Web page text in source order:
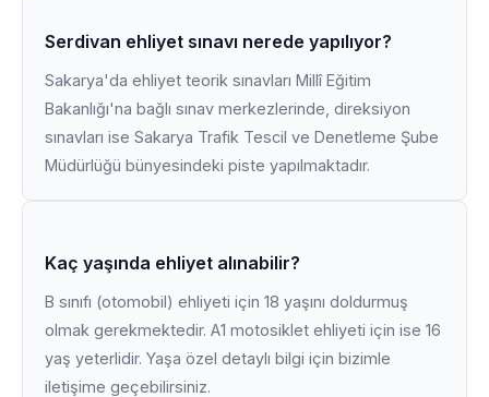
Serdivan ehliyet sınavı nerede yapılıyor?
Sakarya'da ehliyet teorik sınavları Millî Eğitim
Bakanlığı'na bağlı sınav merkezlerinde, direksiyon
sınavları ise Sakarya Trafik Tescil ve Denetleme Şube
Müdürlüğü bünyesindeki piste yapılmaktadır.
Kaç yaşında ehliyet alınabilir?
B sınıfı (otomobil) ehliyeti için 18 yaşını doldurmuş
olmak gerekmektedir. A1 motosiklet ehliyeti için ise 16
yaş yeterlidir. Yaşa özel detaylı bilgi için bizimle
iletişime geçebilirsiniz.